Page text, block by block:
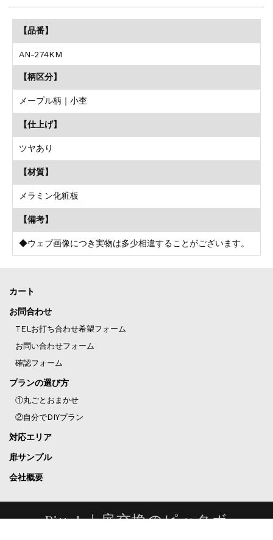
【品番】
AN-274KM
【柄区分】
メープル柄｜小杢
【仕上げ】
ツヤあり
【材質】
メラミン化粧板
【備考】
◆ウェブ画像につき実物は多少相違することがございます。
カート
お問合わせ
TELお打ち合わせ希望フォーム
お問い合わせフォーム
確認フォーム
プランの選び方
①丸ごとおまかせ
②自分でDIYプラン
対応エリア
扉サンプル
会社概要
Pittab｜扉交換のピッタボ